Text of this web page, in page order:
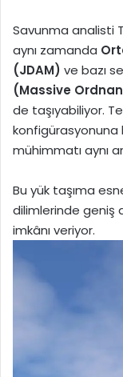
Savunma analisti
aynı zamanda
(JDAM) ve bazı
(Massive
de taşıyabiliyor.
konfigürasyonuna
mühimmatı aynı
Bu yük taşıma
dilimlerinde geniş
imkânı veriyor.